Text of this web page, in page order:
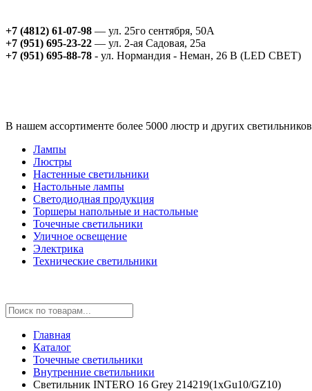
+7 (4812) 61-07-98 — ул. 25го сентября, 50А
+7 (951) 695-23-22 — ул. 2-ая Садовая, 25а
+7 (951) 695-88-78 - ул. Нормандия - Неман, 26 В (LED СВЕТ)
В нашем ассортименте более 5000 люстр и других светильников
Лампы
Люстры
Настенные светильники
Настольные лампы
Светодиодная продукция
Торшеры напольные и настольные
Точечные светильники
Уличное освещение
Электрика
Технические светильники
Главная
Каталог
Точечные светильники
Внутренние светильники
Светильник INTERO 16 Grey 214219(1хGu10/GZ10)